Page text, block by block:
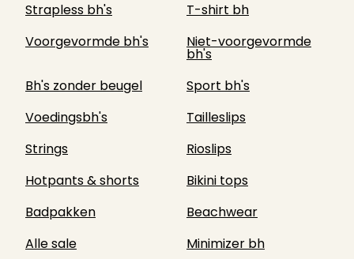
Strapless bh's
T-shirt bh
Voorgevormde bh's
Niet-voorgevormde
bh's
Bh's zonder beugel
Sport bh's
Voedingsbh's
Tailleslips
Strings
Rioslips
Hotpants & shorts
Bikini tops
Badpakken
Beachwear
Alle sale
Minimizer bh